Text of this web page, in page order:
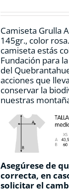
en
de
Camiseta Grulla
145gr., color
camiseta estás
Fundación para
del
acciones que
conservar la
nuestras
Asegúrese de
correcta, en
solicitar el